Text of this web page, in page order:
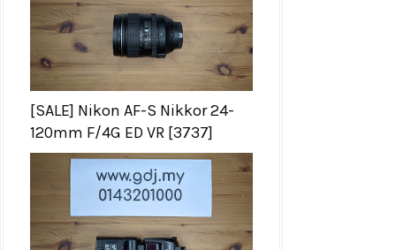
[SALE] Nikon AF-S Nikkor 24-
120mm F/4G ED VR [3737]